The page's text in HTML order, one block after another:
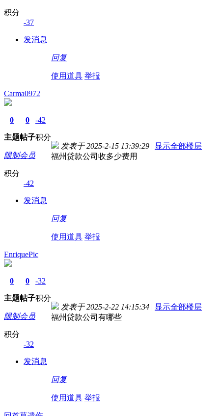
积分
-37
发消息
回复
使用道具 举报
Carma0972
0
主题
0
帖子
-42
积分
限制会员
积分
-42
发消息
发表于 2025-2-15 13:39:29 | 显示全部楼层
福州贷款公司收多少费用
回复
使用道具 举报
EnriquePic
0
主题
0
帖子
-32
积分
限制会员
积分
-32
发消息
发表于 2025-2-22 14:15:34 | 显示全部楼层
福州贷款公司有哪些
回复
使用道具 举报